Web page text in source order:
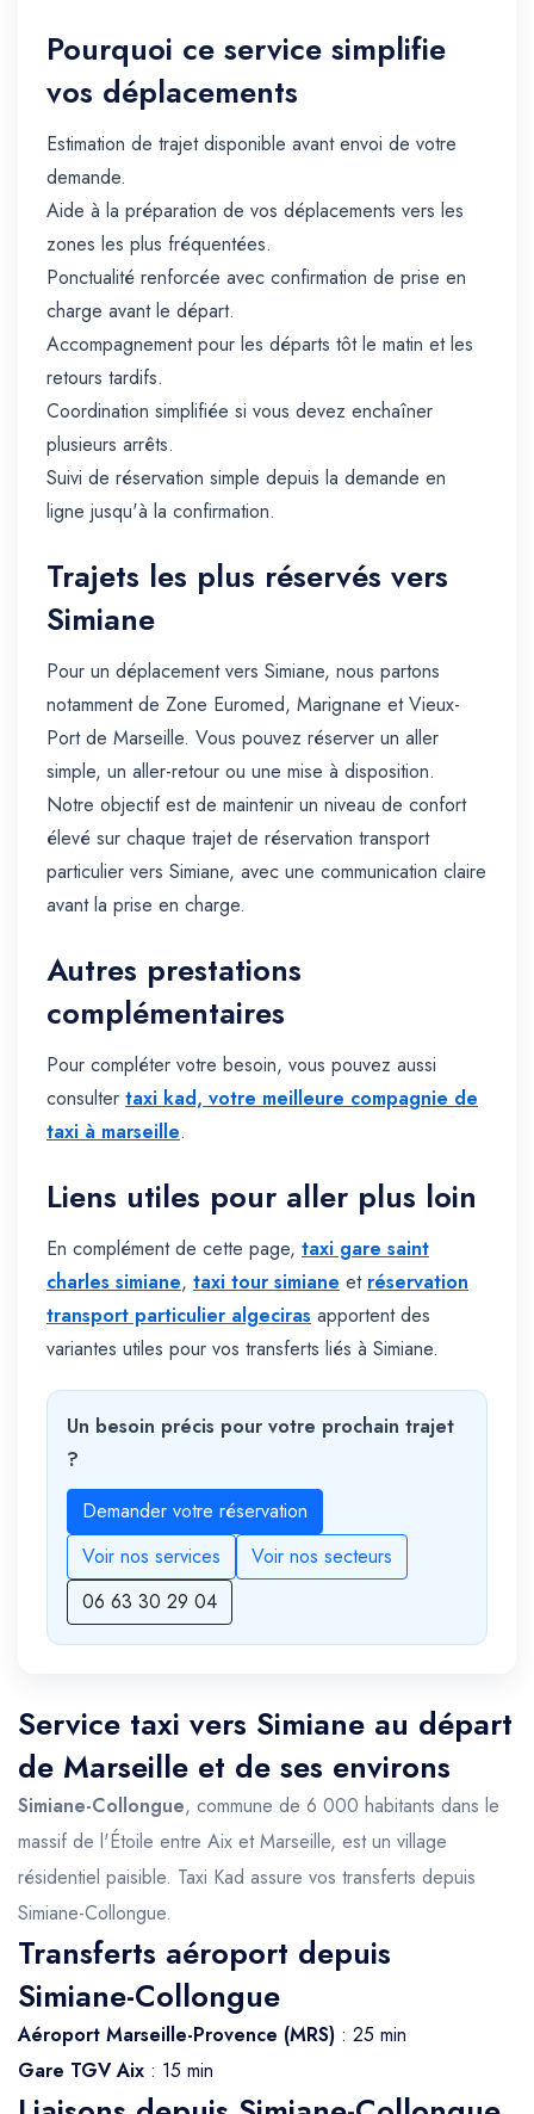
Pourquoi ce service simplifie
vos déplacements
Estimation de trajet disponible avant envoi de votre
demande.
Aide à la préparation de vos déplacements vers les
zones les plus fréquentées.
Ponctualité renforcée avec confirmation de prise en
charge avant le départ.
Accompagnement pour les départs tôt le matin et les
retours tardifs.
Coordination simplifiée si vous devez enchaîner
plusieurs arrêts.
Suivi de réservation simple depuis la demande en
ligne jusqu'à la confirmation.
Trajets les plus réservés vers
Simiane
Pour un déplacement vers Simiane, nous partons
notamment de Zone Euromed, Marignane et Vieux-
Port de Marseille. Vous pouvez réserver un aller
simple, un aller-retour ou une mise à disposition.
Notre objectif est de maintenir un niveau de confort
élevé sur chaque trajet de réservation transport
particulier vers Simiane, avec une communication claire
avant la prise en charge.
Autres prestations
complémentaires
Pour compléter votre besoin, vous pouvez aussi
consulter taxi kad, votre meilleure compagnie de
taxi à marseille.
Liens utiles pour aller plus loin
En complément de cette page, taxi gare saint
charles simiane, taxi tour simiane et réservation
transport particulier algeciras apportent des
variantes utiles pour vos transferts liés à Simiane.
Un besoin précis pour votre prochain trajet
?
Demander votre réservation
Voir nos services
Voir nos secteurs
06 63 30 29 04
Service taxi vers Simiane au départ
de Marseille et de ses environs
Simiane-Collongue, commune de 6 000 habitants dans le
massif de l'Étoile entre Aix et Marseille, est un village
résidentiel paisible. Taxi Kad assure vos transferts depuis
Simiane-Collongue.
Transferts aéroport depuis
Simiane-Collongue
Aéroport Marseille-Provence (MRS) : 25 min
Gare TGV Aix : 15 min